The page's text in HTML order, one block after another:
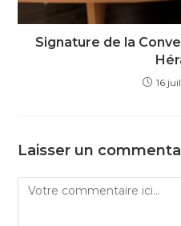
Signature de la
16
Laisser un